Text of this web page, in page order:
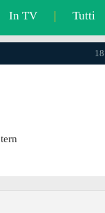
In TV | Tutti